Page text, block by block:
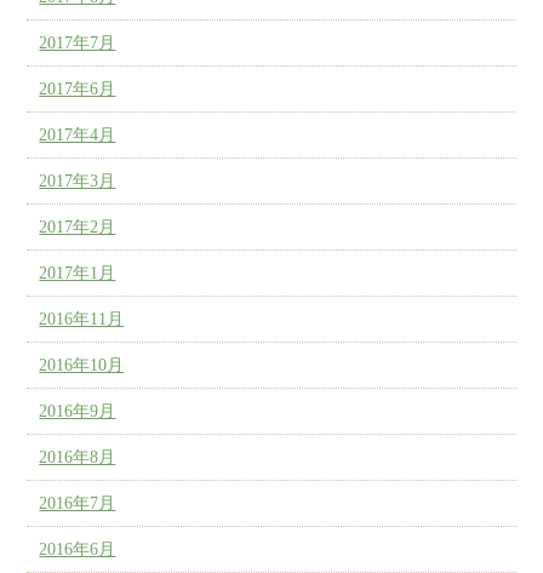
2017年7月
2017年6月
2017年4月
2017年3月
2017年2月
2017年1月
2016年11月
2016年10月
2016年9月
2016年8月
2016年7月
2016年6月